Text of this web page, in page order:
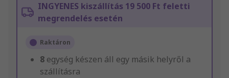
INGYENES kiszállítás 19 500 Ft feletti
megrendelés esetén
Raktáron
8 egység készen áll egy másik helyről a
szállításra